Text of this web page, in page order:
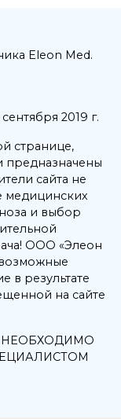
Eleon Med.
2019 г.
странице,
предназначены
сайта не
медицинских
и выбор
ООО «Элеон
в результате
на сайте